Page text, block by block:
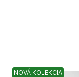
NOVÁ KOLEKCIA